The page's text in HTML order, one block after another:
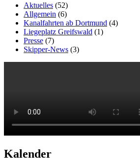
Aktuelles (52)
Allgemein (6)
Kanalfahrten ab Dortmund (4)
Liegeplatz Greifswald (1)
Presse (7)
Skipper-News (3)
Kalender